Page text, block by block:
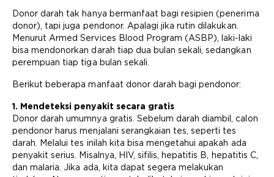
Donor darah tak hanya bermanfaat bagi resipien (penerima
donor), tapi juga pendonor. Apalagi jika rutin dilakukan.
Menurut Armed Services Blood Program (ASBP), laki-laki
bisa mendonorkan darah tiap dua bulan sekali, sedangkan
perempuan tiap tiga bulan sekali.
Berikut beberapa manfaat donor darah bagi pendonor:
1. Mendeteksi penyakit secara gratis
Donor darah umumnya gratis. Sebelum darah diambil, calon
pendonor harus menjalani serangkaian tes, seperti tes
darah. Melalui tes inilah kita bisa mengetahui apakah ada
penyakit serius. Misalnya, HIV, sifilis, hepatitis B, hepatitis C,
dan malaria. Jika ada, kita dapat segera melakukan